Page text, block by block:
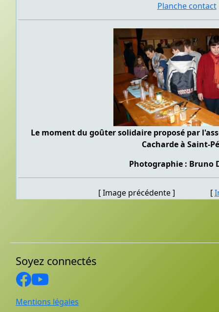
Planche contact
Le moment du goûter solidaire proposé par
Cacharde à Saint-
Photographie : Bruno
[ Image précédente ] [
Soyez connectés
Mentions légales